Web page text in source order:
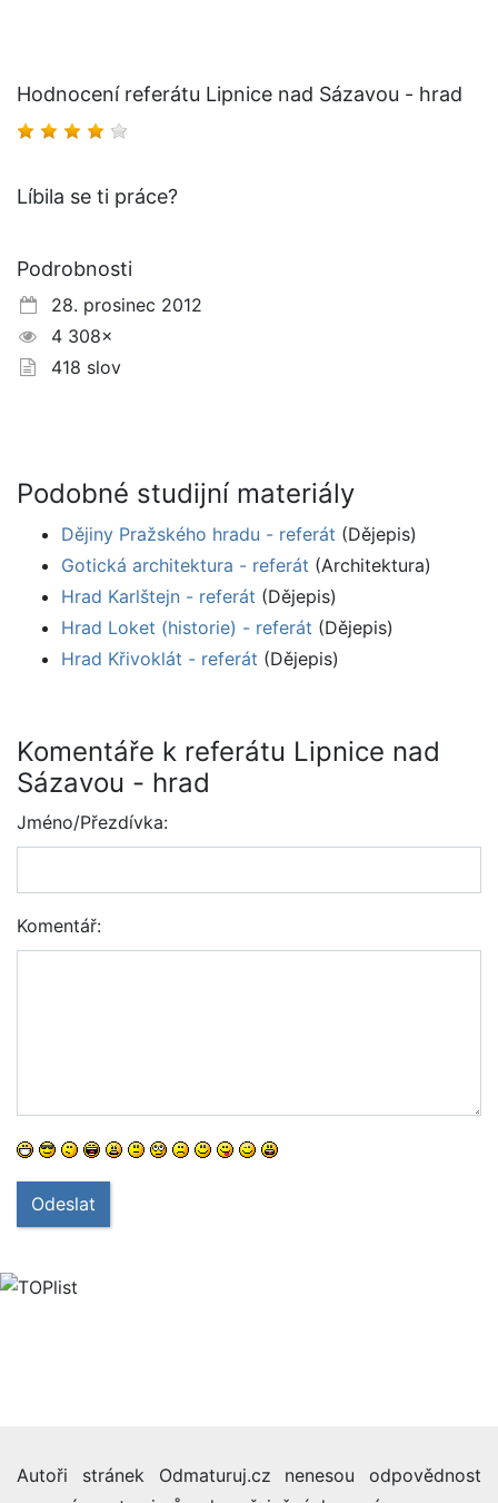
Hodnocení referátu Lipnice nad Sázavou - hrad
Líbila se ti práce?
Podrobnosti
28. prosinec 2012
4 308×
418 slov
Podobné studijní materiály
Dějiny Pražského hradu - referát (Dějepis)
Gotická architektura - referát (Architektura)
Hrad Karlštejn - referát (Dějepis)
Hrad Loket (historie) - referát (Dějepis)
Hrad Křivoklát - referát (Dějepis)
Komentáře k referátu Lipnice nad
Sázavou - hrad
Jméno/Přezdívka:
Komentář:
Odeslat
Autoři stránek Odmaturuj.cz nenesou odpovědnost